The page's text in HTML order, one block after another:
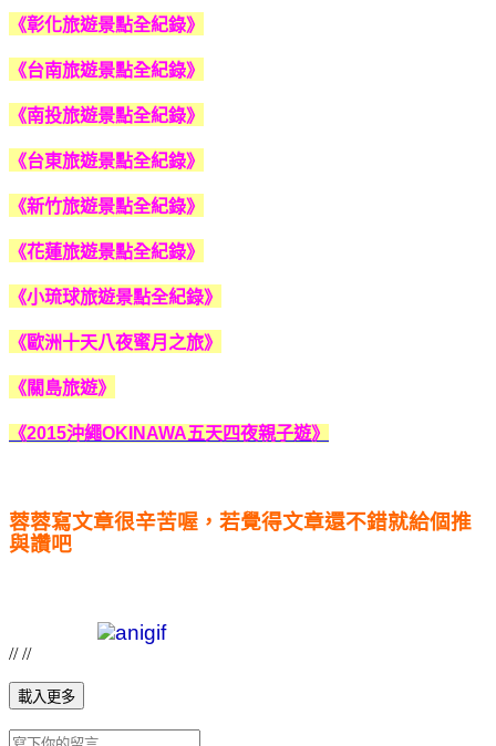
《彰化旅遊景點全紀錄》
《台南旅遊景點全紀錄》
《南投旅遊景點全紀錄》
《台東旅遊景點全紀錄》
《新竹旅遊景點全紀錄》
《花蓮旅遊景點全紀錄》
《小琉球旅遊景點全紀錄》
《歐洲十天八夜蜜月之旅》
《關島旅遊》
《2015沖繩OKINAWA五天四夜親子遊》
蓉蓉寫文章很辛苦喔，若覺得文章還不錯就給個推
與讚吧
// //
載入更多